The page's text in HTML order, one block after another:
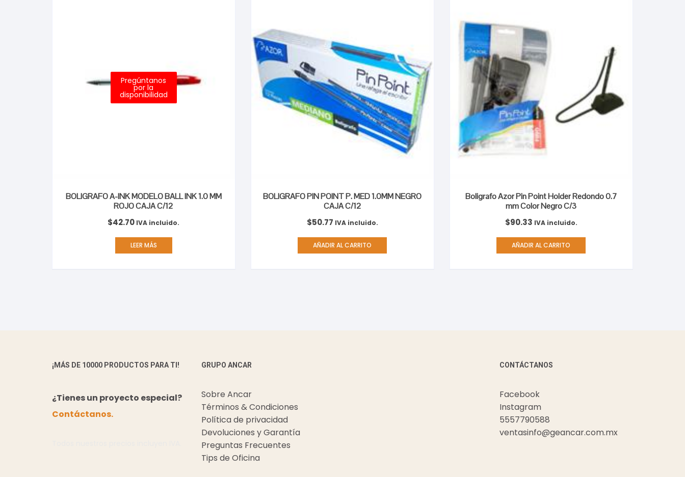
Pregúntanos
por la
disponibilidad
BOLIGRAFO A-INK MODELO BALL INK 1.0 MM
ROJO CAJA C/12
$42.70 IVA incluido.
LEER MÁS
BOLIGRAFO PIN POINT P. MED 1.0MM NEGRO
CAJA C/12
$50.77 IVA incluido.
AÑADIR AL CARRITO
Boligrafo Azor Pin Point Holder Redondo 0.7
mm Color Negro C/3
$90.33 IVA incluido.
AÑADIR AL CARRITO
¡MÁS DE 10000 PRODUCTOS PARA TI!
¿Tienes un proyecto especial?
Contáctanos.
GRUPO ANCAR
Sobre Ancar
Términos & Condiciones
Política de privacidad
Devoluciones y Garantía
Preguntas Frecuentes
Tips de Oficina
CONTÁCTANOS
Facebook
Instagram
5557790588
ventasinfo@geancar.com.mx